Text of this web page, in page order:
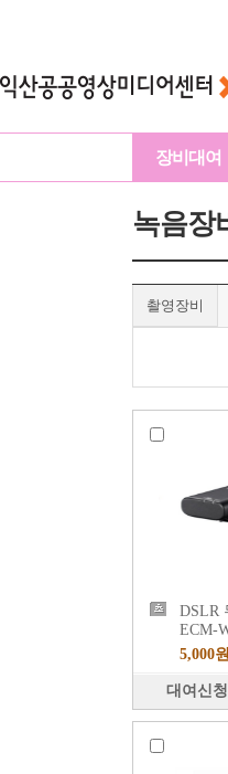
장비대여
녹음장
촬영장비
DSLR
ECM-
5,000
대여신청